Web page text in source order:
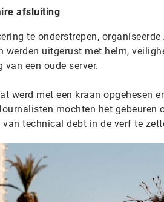
afsluiting
te onderstrepen,
werden uitgerust met helm,
van een oude server.
werd met een kraan opgehesen
mochten het
van technical debt in de verf te